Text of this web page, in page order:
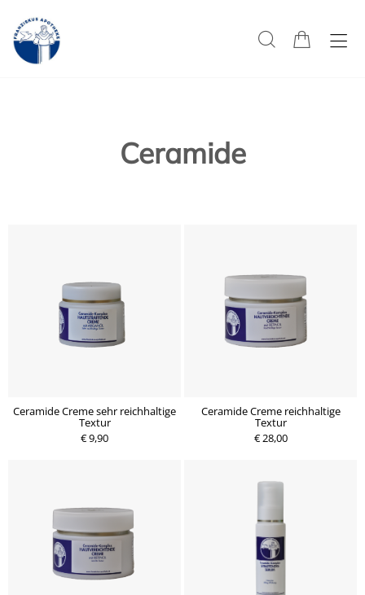
Ceramide
Ceramide Creme sehr reichhaltige
Textur
€ 9,90
Ceramide Creme reichhaltige
Textur
€ 28,00